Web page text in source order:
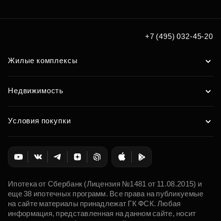
+7 (495) 032-45-20
Жилые комплексы
Недвижимость
Условия покупки
Ипотека от Сбербанк (Лицензия №1481 от 11.08.2015) и
еще 38 ипотечных программ. Все права на публикуемые
на сайте материалы принадлежат ГК ФСК. Любая
информация, представленная на данном сайте, носит